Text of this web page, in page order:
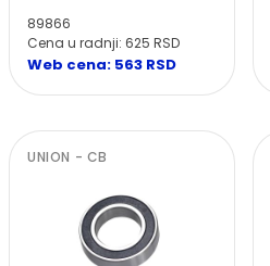
89866
Cena u radnji: 625 RSD
Web cena: 563 RSD
UNION - CB